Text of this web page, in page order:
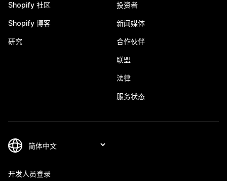
Shopify 社区
Shopify 博客
研究
投资者
新闻媒体
合作伙伴
联盟
法律
服务状态
开发人员登录